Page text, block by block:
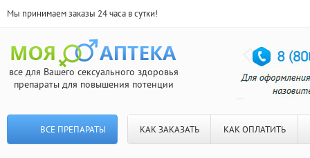
Мы принимаем заказы 24 часа в сутки!
все для Вашего сексуального здоровья
препараты для повышения потенции
ВСЕ ПРЕПАРАТЫ КАК ЗАКАЗАТЬ КАК ОПЛАТИТЬ